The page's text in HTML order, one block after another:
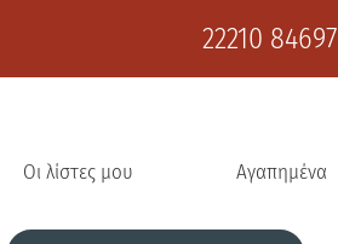
22210 84697
Οι λίστες μου Αγαπημένα